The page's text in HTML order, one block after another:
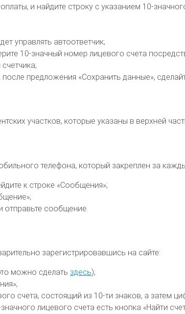
и найдите строку с указанием 10-
управлять автоответчик;
10-значный номер лицевого счета
предложения «Сохранить данные»,
участков, которые указаны в верхней
телефона, который закреплен за
к строке «Сообщения»;
отправьте сообщение.
зарегистрировавшись на сайте:
можно сделать здесь);
счета, состоящий из 10-ти знаков, а затем
лицевого счета есть кнопка «Найти